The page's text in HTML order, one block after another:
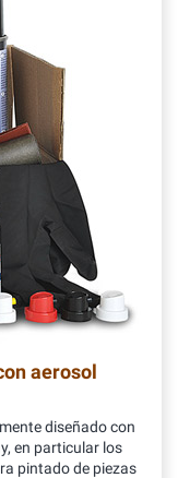
aerosol
diseñado con
en particular los
pintado de piezas